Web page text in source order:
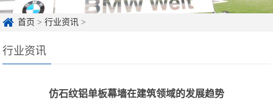
首页 >行业资讯 >
行业资讯
仿石纹铝单板幕墙在建筑领域的发展趋势